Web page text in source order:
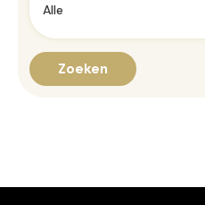
Alle
Zoeken